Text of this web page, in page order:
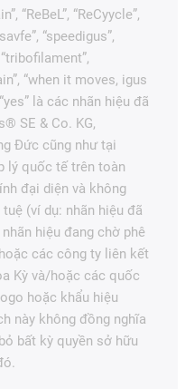
“ReBeL”, “ReCyycle”,
“speedigus”,
“when it moves, igus
là các nhãn hiệu đã
SE & Co. KG,
Đức cũng như tại
lý quốc tế trên toàn
đại diện và không
(ví dụ: nhãn hiệu đã
hiệu đang chờ phê
các công ty liên kết
Kỳ và/hoặc các quốc
hoặc khẩu hiệu
này không đồng nghĩa
bất kỳ quyền sở hữu